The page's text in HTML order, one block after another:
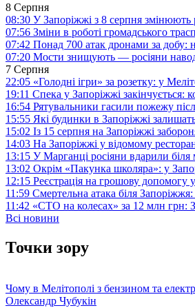
8 Серпня
08:30 У Запоріжжі з 8 серпня змінюють
07:56 Зміни в роботі громадського
07:42 Понад 700 атак дронами за добу:
07:20 Мости знищують — росіяни
7 Серпня
22:05 «Голодні ігри» за розетку: у
19:11 Спека у Запоріжжі закінчується:
16:54 Рятувальники гасили пожежу
15:55 Які будинки в Запоріжжі
15:02 Із 15 серпня на Запоріжжі
14:03 На Запоріжжі у відомому
13:15 У Марганці росіяни вдарили
13:02 Окрім «Пакунка школяра»: у
12:15 Реєстрація на грошову допомогу
11:59 Смертельна атака біля
11:42 «СТО на колесах» за 12 млн грн:
Всі новини
Точки зору
Чому в Мелітополі з бензином та
Олександр Чубукін